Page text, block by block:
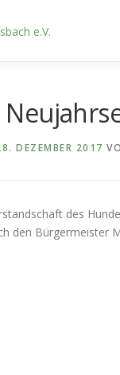
DEZEMBER 2017
des
den Bürgermeister